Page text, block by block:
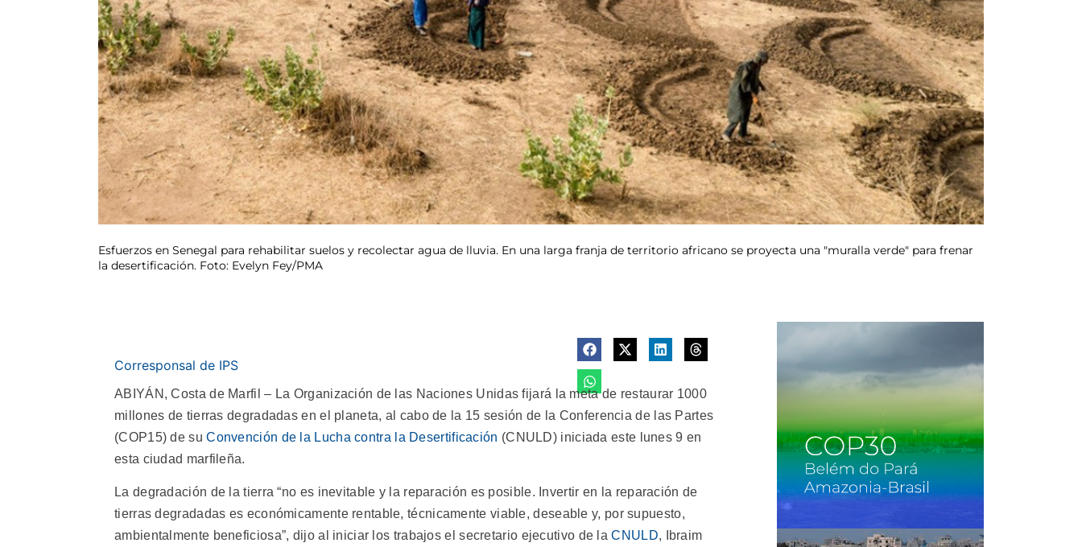
Esfuerzos en Senegal para rehabilitar suelos y recolectar agua de lluvia. En una larga franja de territorio africano se proyecta una "muralla verde" para frenar
la desertificación. Foto: Evelyn Fey/PMA
Corresponsal de IPS
ABIYÁN, Costa de Marfil – La Organización de las Naciones Unidas fijará la meta de restaurar 1000
millones de tierras degradadas en el planeta, al cabo de la 15 sesión de la Conferencia de las Partes
(COP15) de suConvención de la Lucha contra la Desertificación (CNULD) iniciada este lunes 9 en
esta ciudad marfileña.
La degradación de la tierra “no es inevitable y la reparación es posible. Invertir en la reparación de
tierras degradadas es económicamente rentable, técnicamente viable, deseable y, por supuesto,
ambientalmente beneficiosa”, dijo al iniciar los trabajos el secretario ejecutivo de laCNULD, Ibraim